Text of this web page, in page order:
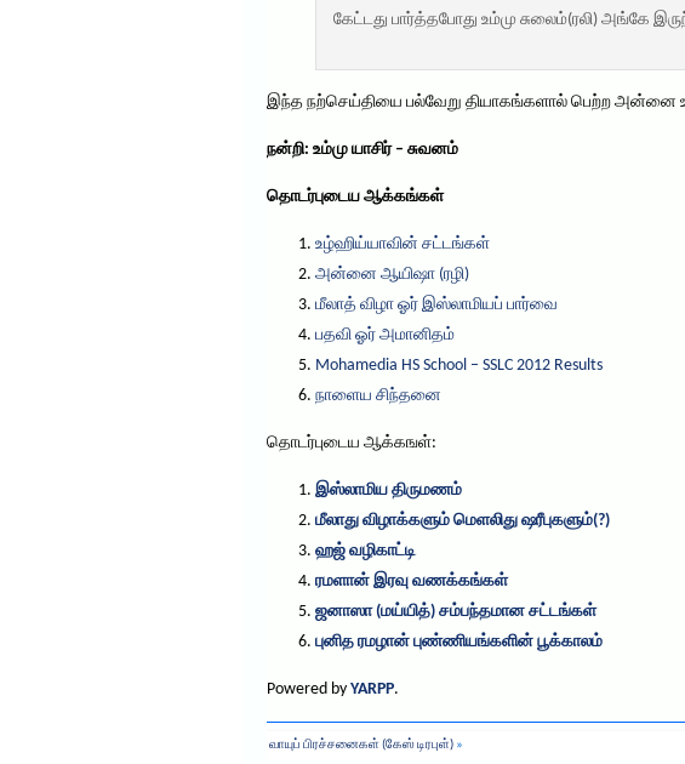
கேட்டது பார்த்தபோது உம்மு சுலைம்(ரலி) அங்கே
இந்த நற்செய்தியை பல்வேறு தியாகங்களால் பெற்ற அன்னை
நன்றி: உம்மு யாசிர் – சுவனம்
தொடர்புடைய ஆக்கங்கள்
உழ்ஹிய்யாவின் சட்டங்கள்
அன்னை ஆயிஷா (ரழி)
மீலாத் விழா ஓர் இஸ்லாமியப் பார்வை
பதவி ஓர் அமானிதம்
Mohamedia HS School – SSLC 2012 Results
நாளைய சிந்தனை
தொடர்புடைய ஆக்கஙள்:
இஸ்லாமிய திருமணம்
மீலாது விழாக்களும் மெளலிது ஷரீபுகளும்(?)
ஹஜ் வழிகாட்டி
ரமளான் இரவு வணக்கங்கள்
ஜனாஸா (மய்யித்) சம்பந்தமான சட்டங்கள்
புனித ரமழான்‎ புண்ணியங்களின்‎ பூக்காலம்‎
Powered by YARPP.
வாயுப் பிரச்சனைகள் (கேஸ் டிரபுள்) »